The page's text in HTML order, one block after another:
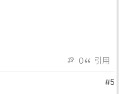
0 引用
#5